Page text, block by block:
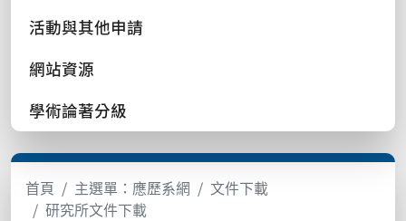
活動與其他申請
網站資源
學術論著分級
首頁 主選單：應歷系網
文件下載
研究所文件下載